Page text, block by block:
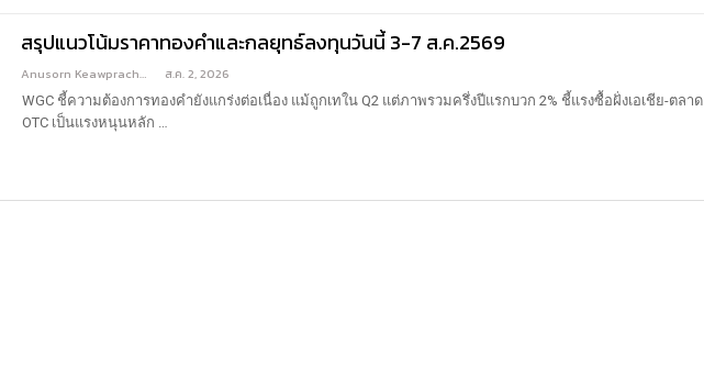
สรุปแนวโน้มราคาทองคำและกลยุทธ์ลงทุนวันนี้ 3-7 ส.ค.2569
Anusorn Keawprachant ส.ค. 2, 2026
WGC ชี้ความต้องการทองคำยังแกร่งต่อเนื่อง แม้ถูกเทใน Q2 แต่ภาพรวมครึ่งปีแรกบวก 2% ชี้แรงซื้อฝั่งเอเชีย-ตลาด
OTC เป็นแรงหนุนหลัก